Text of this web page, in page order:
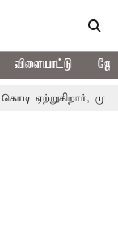
விளையாட்டு
முதல்-